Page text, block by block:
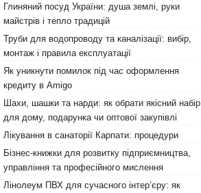
Глиняний посуд України: душа землі, руки
майстрів і тепло традицій
Труби для водопроводу та каналізації: вибір,
монтаж і правила експлуатації
Як уникнути помилок під час оформлення
кредиту в Amigo
Шахи, шашки та нарди: як обрати якісний набір
для дому, подарунка чи оптової закупівлі
Лікування в санаторії Карпати: процедури
Бізнес-книжки для розвитку підприємництва,
управління та професійного мислення
Лінолеум ПВХ для сучасного інтер’єру: як